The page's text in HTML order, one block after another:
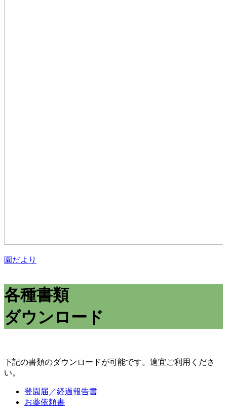
園だより
各種書類
ダウンロード
下記の書類のダウンロードが可能です。適宜ご利用くださ
い。
登園届／経過報告書
お薬依頼書